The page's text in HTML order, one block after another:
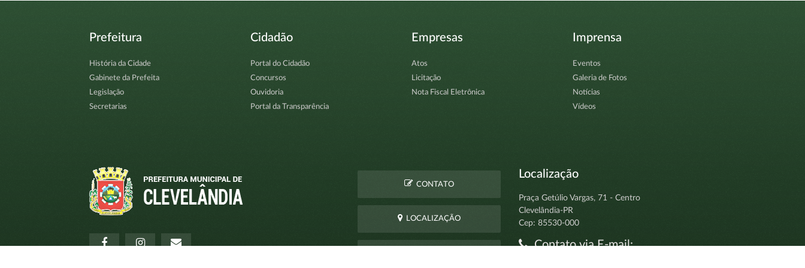
Prefeitura
História da Cidade
Gabinete da Prefeita
Legislação
Secretarias
Cidadão
Portal do Cidadão
Concursos
Ouvidoria
Portal da Transparência
Empresas
Atos
Licitação
Nota Fiscal Eletrônica
Imprensa
Eventos
Galeria de Fotos
Notícias
Vídeos
CONTATO
LOCALIZAÇÃO
Localização
Praça Getúlio Vargas, 71 - Centro
Clevelândia-PR
Cep: 85530-000
Contato via E-mail: